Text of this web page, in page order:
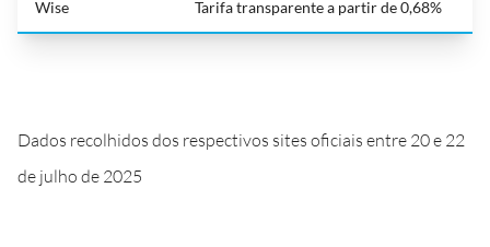
Wise Tarifa transparente a partir de 0,68%
Dados recolhidos dos respectivos sites oficiais entre 20 e 22
de julho de 2025